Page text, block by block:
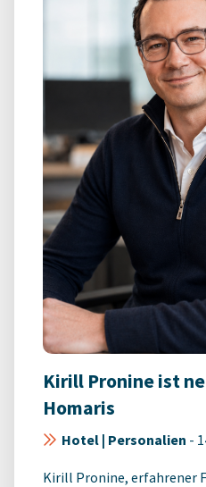
Kirill Pronine ist
Homaris
Hotel | Personalien -
Kirill Pronine, erfahrener